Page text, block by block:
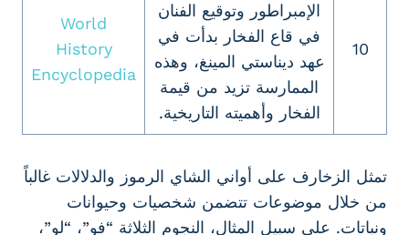
10
الإمبراطور وتوقيع الفنان
في قاع الفخار بدأت في
عهد ديناستي المينغ، وهذه
الممارسة تزيد من قيمة
الفخار وأهميته التاريخية.
World
History
Encyclopedia
تمثل الزخارف على أواني الشاي الرموز والدلالات غالباً
من خلال موضوعات تتضمن شخصيات وحيوانات
ونباتات. على سبيل المثال، النجوم الثلاثة “فو”، “لو”،